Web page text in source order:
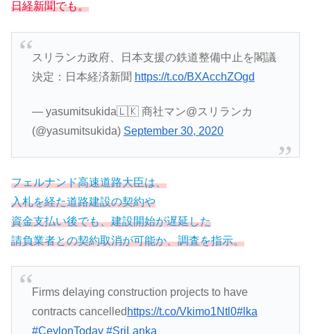
日経新聞でも。
スリランカ政府、日本支援の鉄道整備中止を閣議
決定：日本経済新聞 https://t.co/BXAcchZOgd
— yasumitsukida🇱🇰 商社マン@スリランカ
(@yasumitsukida) September 30, 2020
フェルナンド高速道路大臣は、
入札を経た道路建設の契約や
資金支払い後でも、建設開始が遅延した
請負業者との契約取消が可能か、調査を指示。
Firms delaying construction projects to have
contracts cancelled https://t.co/Vkimo1Ntl0#lka
#CeylonToday #SriLanka